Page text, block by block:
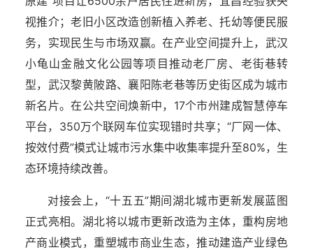
视推介；老旧小区改造创新植入养老、托幼等便民服
务，实现民生与市场双赢。在产业空间提升上，武汉
小龟山金融文化公园等项目推动老厂房、老街巷转
型，武汉黎黄陂路、襄阳陈老巷等历史街区成为城市
新名片。在公共空间焕新中，17个市州建成智慧停车
平台，350万个联网车位实现错时共享；“厂网一体、
按效付费”模式让城市污水集中收集率提升至80%，生
态环境持续改善。
对接会上，“十五五”期间湖北城市更新发展蓝图
正式亮相。湖北将以城市更新改造为主体，重构房地
产商业模式，重塑城市商业生态，推动建造产业绿色